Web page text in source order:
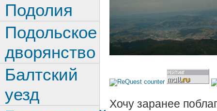
Хочу заранее
Подолия
Подольское
дворянство
Балтский
уезд